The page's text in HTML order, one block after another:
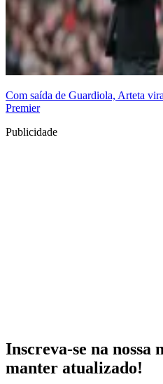
Com saída de Guardiola, Arteta
Premier
Publicidade
Inscreva-se na nossa
manter atualizado!